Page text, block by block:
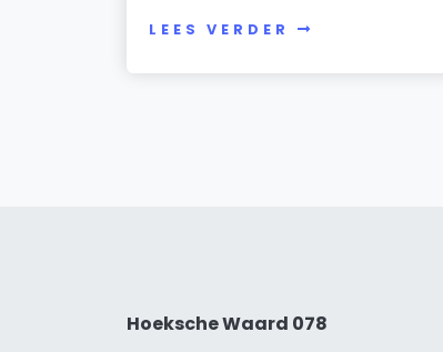
LEES VERDER
Hoeksche Waard 078